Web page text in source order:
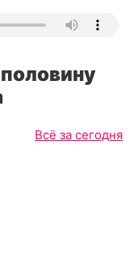
Всё за сегодня